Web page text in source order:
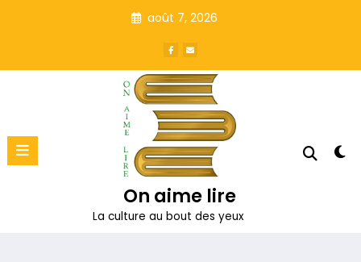
août 7, 2026
On aime lire
La culture au bout des yeux